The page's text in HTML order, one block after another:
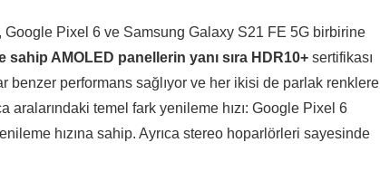
Google Pixel 6 ve Samsung Galaxy S21 FE 5G birbirine
AMOLED panellerin yanı sıra HDR10+ sertifikası
benzer performans sağlıyor ve her ikisi de parlak renklere
temel fark yenileme hızı: Google Pixel 6
hızına sahip. Ayrıca stereo hoparlörleri sayesinde